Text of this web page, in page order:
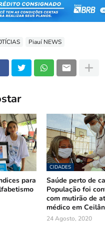
Piauí NEWS
para
CIDADES
Saúde perto de
População foi
com mutirão de
médico em
24 Agosto, 2020